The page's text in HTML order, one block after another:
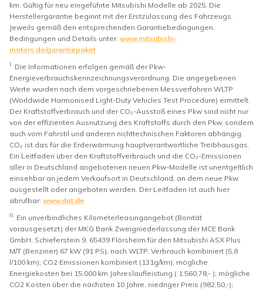
km. Gültig für neu eingeführte Mitsubishi Modelle ab 2025. Die
Herstellergarantie beginnt mit der Erstzulassung des Fahrzeugs.
Jeweils gemäß den entsprechenden Garantiebedingungen.
Bedingungen und Details unter: www.mitsubishi-
motors.de/garantiepaket
I. Die Informationen erfolgen gemäß der Pkw-
Energieverbrauchskennzeichnungsverordnung. Die angegebenen
Werte wurden nach dem vorgeschriebenen Messverfahren WLTP
(Worldwide Harmonised Light-Duty Vehicles Test Procedure) ermittelt.
Der Kraftstoffverbrauch und der CO₂-Ausstoß eines Pkw sind nicht nur
von der effizienten Ausnutzung des Kraftstoffs durch den Pkw, sondern
auch vom Fahrstil und anderen nichttechnischen Faktoren abhängig.
CO₂ ist das für die Erderwärmung hauptverantwortliche Treibhausgas.
Ein Leitfaden über den Kraftstoffverbrauch und die CO₂-Emissionen
aller in Deutschland angebotenen neuen Pkw-Modelle ist unentgeltlich
einsehbar an jedem Verkaufsort in Deutschland, an dem neue Pkw
ausgestellt oder angeboten werden. Der Leitfaden ist auch hier
abrufbar: www.dat.de
II. Ein unverbindliches Kilometerleasingangebot (Bonität
vorausgesetzt) der MKG Bank Zweigniederlassung der MCE Bank
GmbH, Schieferstein 9, 65439 Flörsheim für den Mitsubishi ASX Plus
M/T (Benziner) 67 kW (91 PS); nach WLTP, Verbrauch kombiniert (5,8
l/100 km); CO2 Emissionen kombiniert (131g/km); mögliche
Energiekosten bei 15.000 km Jahreslaufleistung ( 1.560,78,- ); mögliche
CO2 Kosten über die nächsten 10 Jahre, niedriger Preis (982,50,-);